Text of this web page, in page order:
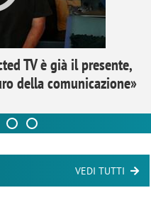
TV è già il presente,
della comunicazione»
VEDI TUTTI